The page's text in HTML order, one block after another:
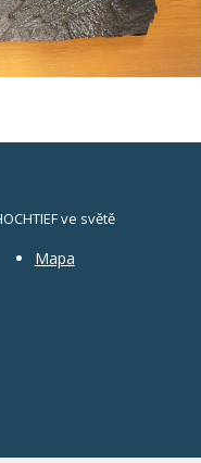
ve světě
Mapa